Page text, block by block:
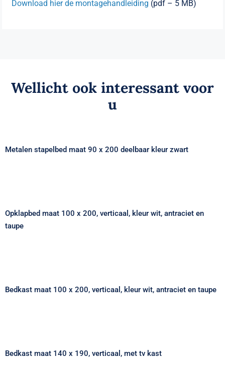
Download hier de montagehandleiding (pdf – 5 MB)
Wellicht ook interessant voor
u
Metalen stapelbed maat 90 x 200 deelbaar kleur zwart
Opklapbed maat 100 x 200, verticaal, kleur wit, antraciet en
taupe
Bedkast maat 100 x 200, verticaal, kleur wit, antraciet en taupe
Bedkast maat 140 x 190, verticaal, met tv kast